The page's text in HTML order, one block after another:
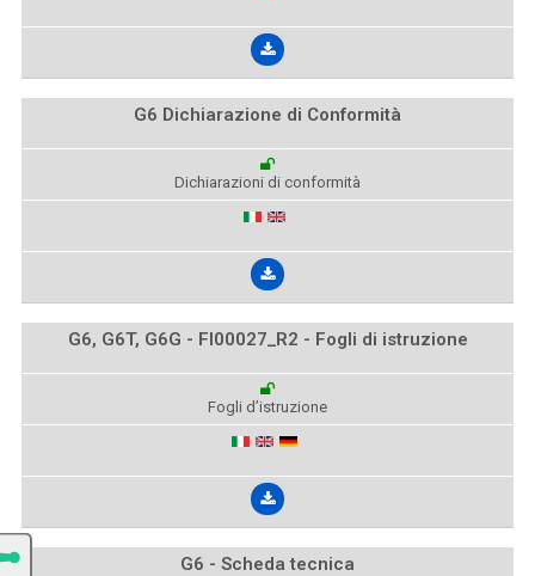
G6 Dichiarazione di Conformità
Dichiarazioni di conformità
G6, G6T, G6G - FI00027_R2 - Fogli di istruzione
Fogli d’istruzione
G6 - Scheda tecnica